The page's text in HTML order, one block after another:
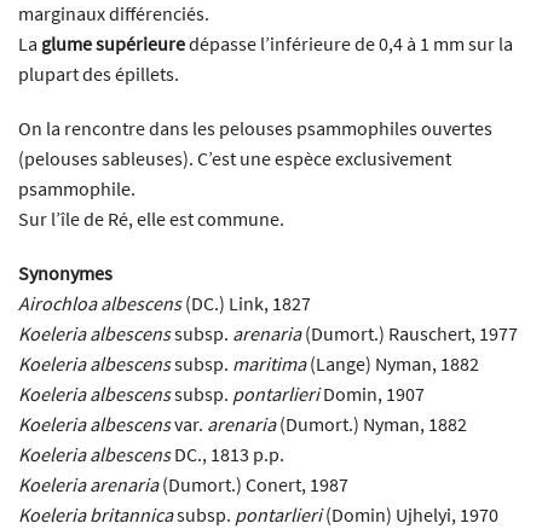
marginaux différenciés.
La glume supérieuredépasse l’inférieure de 0,4 à 1 mm sur la
plupart des épillets.
On la rencontre dans les pelouses psammophiles ouvertes
(pelouses sableuses). C’est une espèce exclusivement
psammophile.
Sur l’île de Ré, elle est commune.
Synonymes
Airochloa albescens(DC.) Link, 1827
Koeleria albescenssubsp. arenaria(Dumort.) Rauschert, 1977
Koeleria albescenssubsp. maritima(Lange) Nyman, 1882
Koeleria albescenssubsp. pontarlieriDomin, 1907
Koeleria albescensvar. arenaria(Dumort.) Nyman, 1882
Koeleria albescensDC., 1813 p.p.
Koeleria arenaria(Dumort.) Conert, 1987
Koeleria britannicasubsp. pontarlieri(Domin) Ujhelyi, 1970